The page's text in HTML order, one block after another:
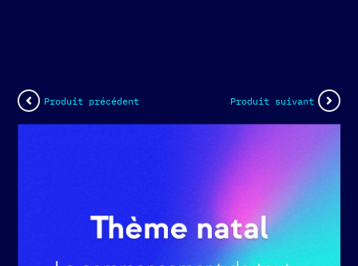
Produit précédent Produit suivant